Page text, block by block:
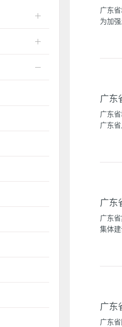
广东
为加
格。
行政
理部
广东
广东
广东
不得
核准
转让
广东
广东
集体
押，
划、
广东
广东